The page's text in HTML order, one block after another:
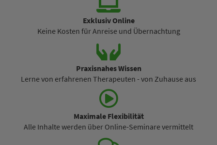
Exklusiv Online
Keine Kosten für Anreise und Übernachtung
Praxisnahes Wissen
Lerne von erfahrenen Therapeuten - von Zuhause aus
Maximale Flexibilität
Alle Inhalte werden über Online-Seminare vermittelt